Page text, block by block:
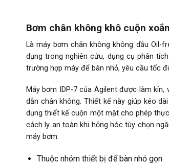
Bơm chân không khô cuộn
Là máy bơm chân không không dầu Oil-
dụng trong nghiên cứu, dụng cụ phân
trường hợp máy để bàn nhỏ, yêu cầu tốc
Máy bơm IDP-7 của Agilent được làm
dẫn chân không. Thiết kế này giúp kéo
dụng thiết kế cuộn một mặt cho phép
cách ly an toàn khi hỏng hóc tùy chọn
máy bơm.
Thuộc nhóm thiết bị để bàn nhỏ gọn